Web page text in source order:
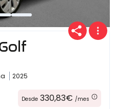
2025
Desde 330,83€ /mes